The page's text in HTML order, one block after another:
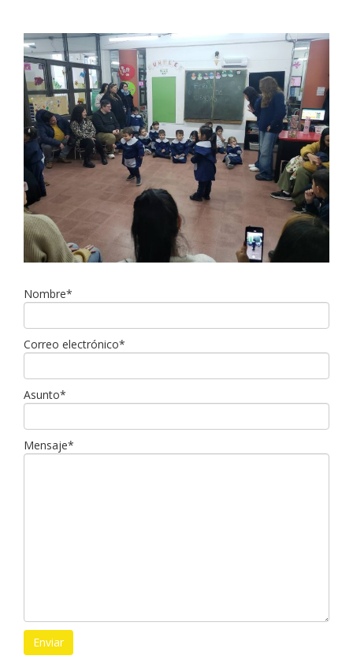
Nombre*
Correo electrónico*
Asunto*
Mensaje*